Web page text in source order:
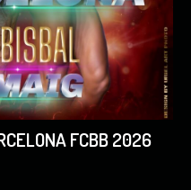
FCBB 2026